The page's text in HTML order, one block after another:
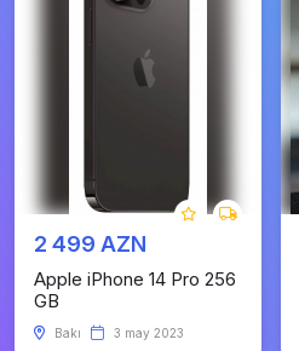
2 499 AZN
Apple iPhone 14 Pro 256
GB
Bakı 3 may 2023